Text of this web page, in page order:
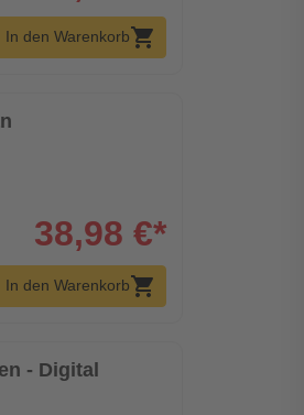
Menge
In den Warenkorbshopping_cart
38,98 €*
Menge
In den Warenkorbshopping_cart
- Digital